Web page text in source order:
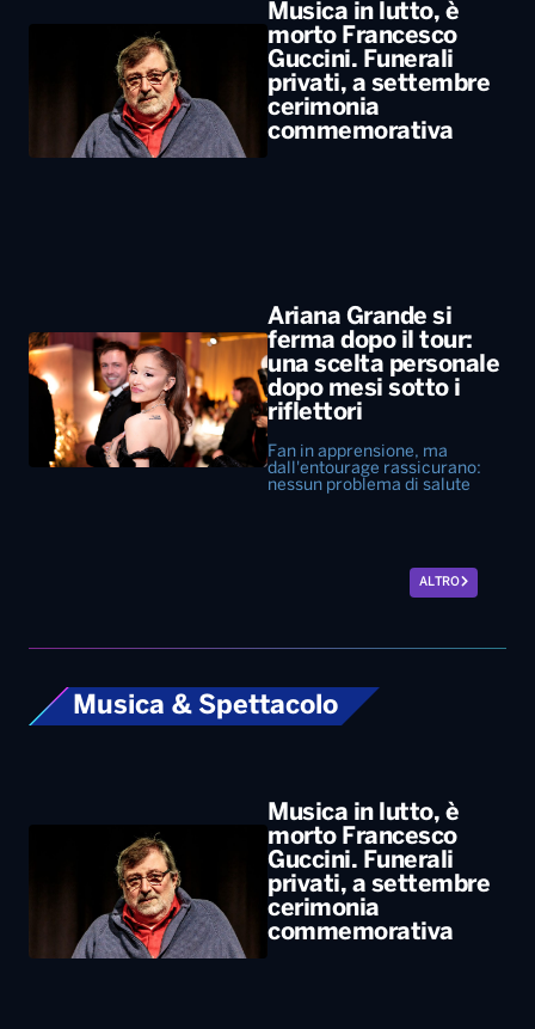
Musica in lutto, è
morto Francesco
Guccini. Funerali
privati, a settembre
cerimonia
commemorativa
Ariana Grande si
ferma dopo il tour:
una scelta personale
dopo mesi sotto i
riflettori
Fan in apprensione, ma
dall'entourage rassicurano:
nessun problema di salute
ALTRO
Musica & Spettacolo
Musica in lutto, è
morto Francesco
Guccini. Funerali
privati, a settembre
cerimonia
commemorativa